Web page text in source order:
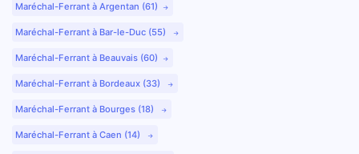
Maréchal-Ferrant à Argentan (61)
Maréchal-Ferrant à Bar-le-Duc (55)
Maréchal-Ferrant à Beauvais (60)
Maréchal-Ferrant à Bordeaux (33)
Maréchal-Ferrant à Bourges (18)
Maréchal-Ferrant à Caen (14)